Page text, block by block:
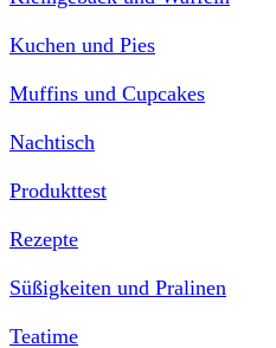
Kuchen und Pies
Muffins und Cupcakes
Nachtisch
Produkttest
Rezepte
Süßigkeiten und Pralinen
Teatime